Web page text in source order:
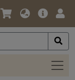
Jazyk
Měna
Hlavní